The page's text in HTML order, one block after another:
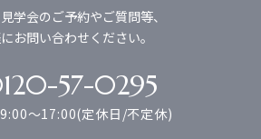
学会のご予約やご質問等、
お問い合わせください。
57-0295
～17:00(定休日/不定休)